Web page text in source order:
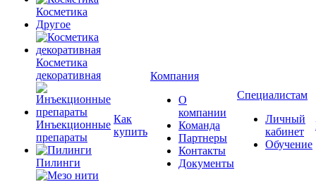
Косметика
Другое
Косметика
декоративная
Инъекционные
препараты
Пилинги
Как
купить
Компания
О
компании
Команда
Партнеры
Контакты
Документы
Специалистам
Личный
кабинет
Обучение